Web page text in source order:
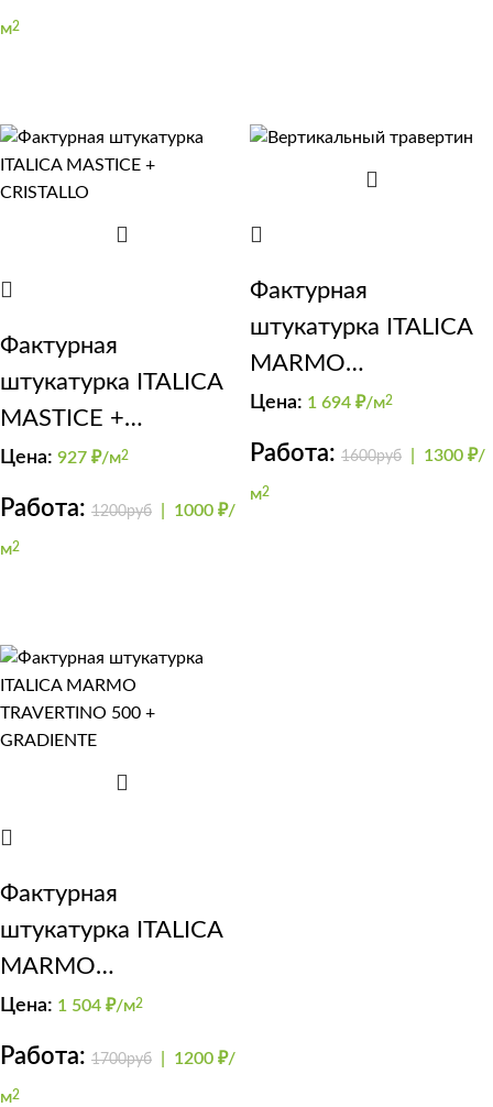
м2
Фактурная
штукатурка ITALICA
MASTICE +
CRISTALLO
Цена: 927 ₽/м2
Работа: 1200руб 1000 ₽/
м2
Фактурная
штукатурка ITALICA
MARMO
TRAVERTINO 1000
Цена: 1 694 ₽/м2
Работа: 1600руб 1300 ₽/
м2
Фактурная
штукатурка ITALICA
MARMO
TRAVERTINO 500 +
Цена: 1 504 ₽/м2
Работа: 1700руб 1200 ₽/
м2